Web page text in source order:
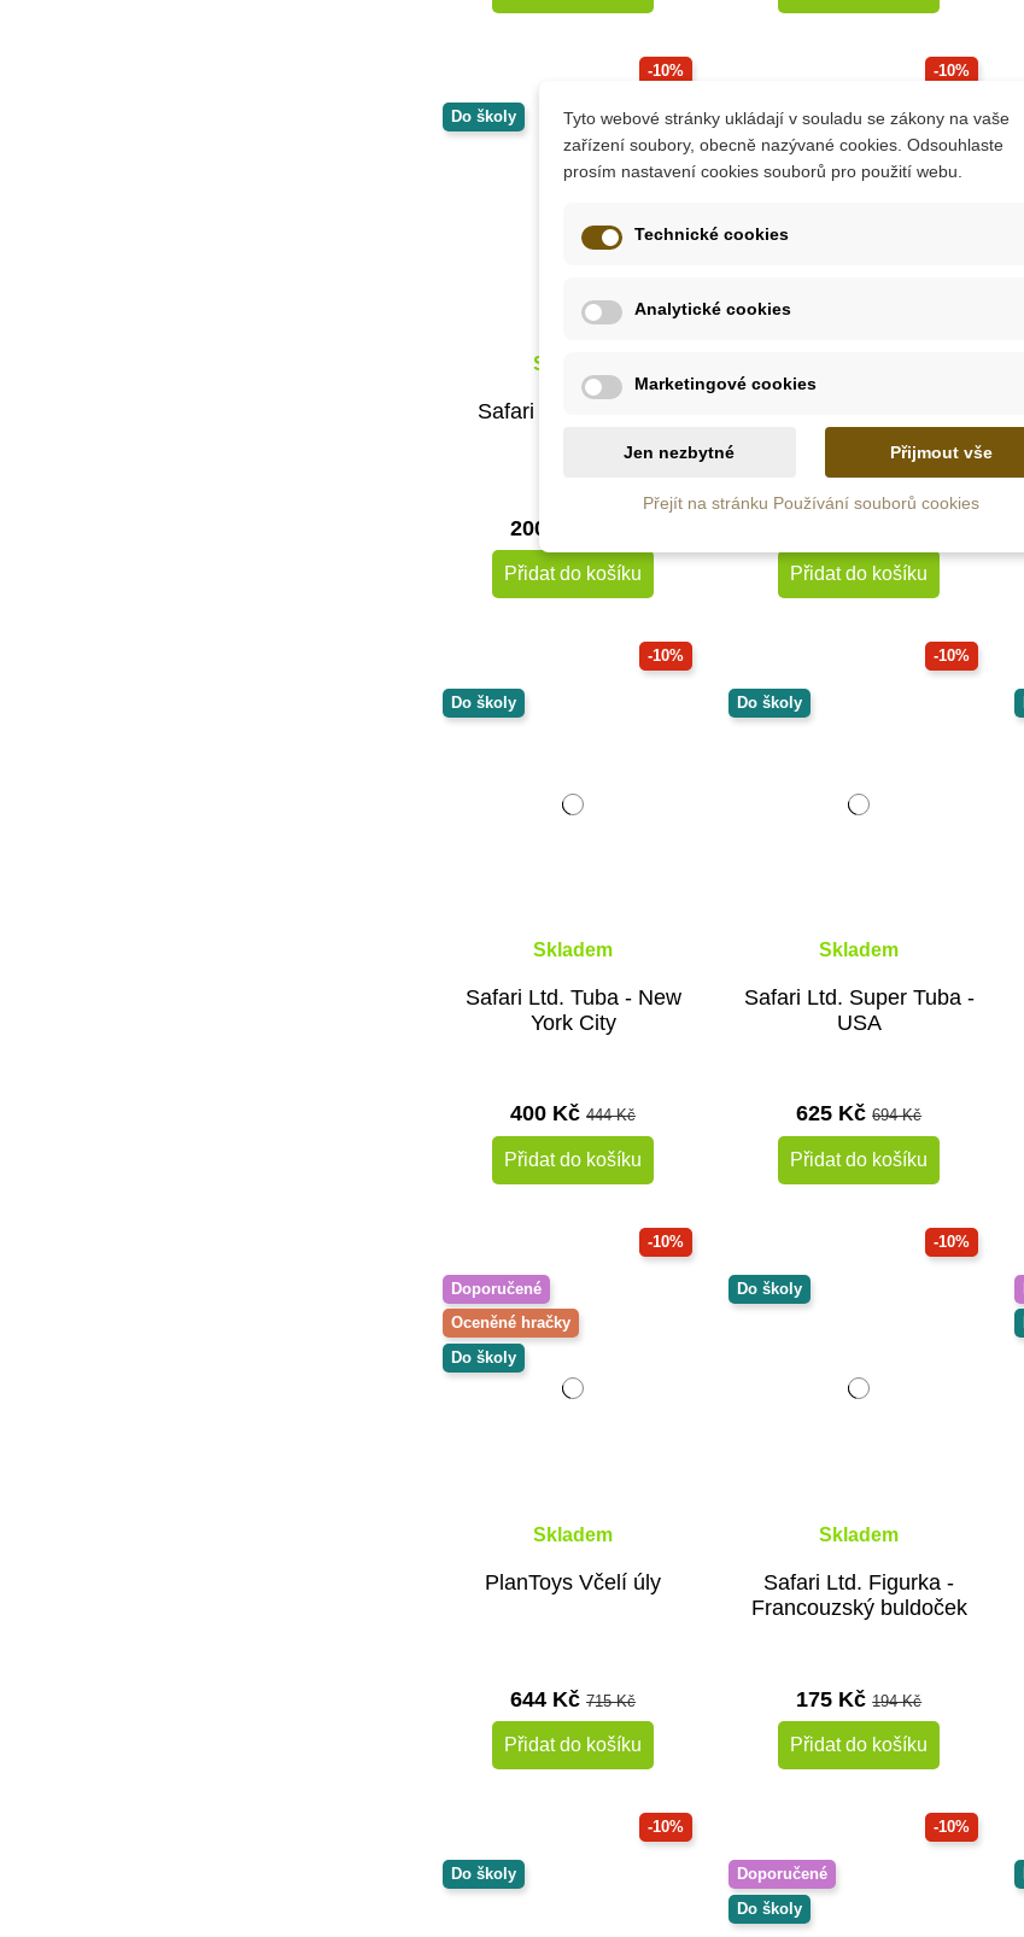
-10%
Do školy
Skladem
Safari Ltd. Figurka -
200 Kč
Přidat do košíku
-10%
Do školy
Přidat do košíku
-10%
Do školy
Skladem
Safari Ltd. Tuba - New
York City
400 Kč444 Kč
Přidat do košíku
-10%
Do školy
Skladem
Safari Ltd. Super Tuba -
USA
625 Kč694 Kč
Přidat do košíku
-10%
Doporučené
Oceněné hračky
Do školy
Skladem
PlanToys Včelí úly
644 Kč715 Kč
Přidat do košíku
-10%
Do školy
Skladem
Safari Ltd. Figurka -
Francouzský buldoček
175 Kč194 Kč
Přidat do košíku
-10%
Do školy
-10%
Doporučené
Do školy
Tyto webové stránky ukládají v souladu se zákony na vaše
zařízení soubory, obecně nazývané cookies. Odsouhlaste
prosím nastavení cookies souborů pro použití webu.
Technické cookies
Analytické cookies
Marketingové cookies
Jen nezbytné Přijmout vše
Přejít na stránku Používání souborů cookies